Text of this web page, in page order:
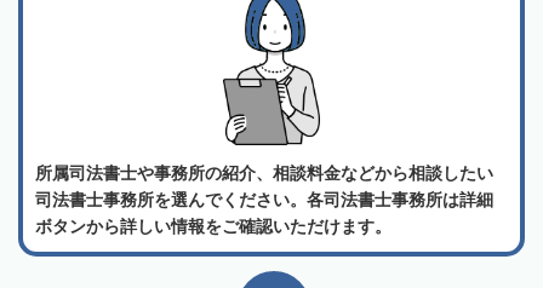
所属司法書士や事務所の紹介、相談料金などから相談したい
司法書士事務所を選んでください。各司法書士事務所は詳細
ボタンから詳しい情報をご確認いただけます。